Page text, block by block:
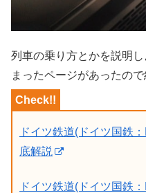
列車の乗り方とかを説明
まったページがあったので
ドイツ鉄道(ドイツ国鉄
底解説
ドイツ鉄道(ドイツ国鉄